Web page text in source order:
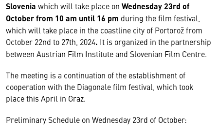
Slovenia which will take place on Wednesday 23rd of
October from 10 am until 16 pm during the film festival,
which will take place in the coastline city of Portorož from
October 22nd to 27th, 2024. It is organized in the partnership
between Austrian Film Institute and Slovenian Film Centre.
The meeting is a continuation of the establishment of
cooperation with the Diagonale film festival, which took
place this April in Graz.
Preliminary Schedule on Wednesday 23rd of October: